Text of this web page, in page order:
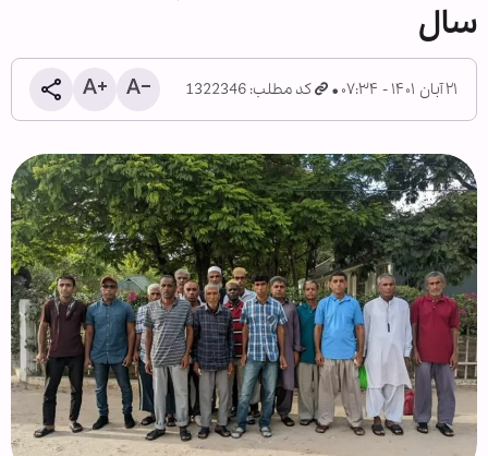
سال
۲۱ آبان ۱۴۰۱ - ۰۷:۳۴ کد مطلب: 1322346